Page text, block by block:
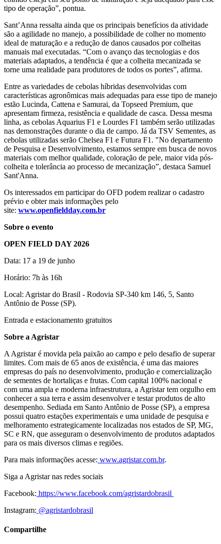
tipo de operação”, pontua.
Sant’Anna ressalta ainda que os principais benefícios da atividade
são a agilidade no manejo, a possibilidade de colher no momento
ideal de maturação e a redução de danos causados por colheitas
manuais mal executadas. “Com o avanço das tecnologias e dos
materiais adaptados, a tendência é que a colheita mecanizada se
torne uma realidade para produtores de todos os portes”, afirma.
Entre as variedades de cebolas híbridas desenvolvidas com
características agronômicas mais adequadas para esse tipo de manejo
estão Lucinda, Cattena e Samurai, da Topseed Premium, que
apresentam firmeza, resistência e qualidade de casca. Dessa mesma
linha, as cebolas Aquarius F1 e Lourdes F1 também serão utilizadas
nas demonstrações durante o dia de campo. Já da TSV Sementes, as
cebolas utilizadas serão Chelsea F1 e Futura F1. "No departamento
de Pesquisa e Desenvolvimento, estamos sempre em busca de novos
materiais com melhor qualidade, coloração de pele, maior vida pós-
colheita e tolerância ao processo de mecanização”, destaca Samuel
Sant'Anna.
Os interessados em participar do OFD podem realizar o cadastro
prévio e obter mais informações pelo
site: www.openfieldday.com.br
Sobre o evento
OPEN FIELD DAY 2026
Data: 17 a 19 de junho
Horário: 7h às 16h
Local: Agristar do Brasil - Rodovia SP-340 km 146, 5, Santo
Antônio de Posse (SP).
Entrada e estacionamento gratuitos
Sobre a Agristar
A Agristar é movida pela paixão ao campo e pelo desafio de superar
limites. Com mais de 65 anos de existência, é uma das maiores
empresas do país no desenvolvimento, produção e comercialização
de sementes de hortaliças e frutas. Com capital 100% nacional e
com uma ampla e moderna infraestrutura, a Agristar tem orgulho em
conhecer a sua terra e assim desenvolver e testar produtos de alto
desempenho. Sediada em Santo Antônio de Posse (SP), a empresa
possui quatro estações experimentais e uma unidade de pesquisa e
melhoramento estrategicamente localizadas nos estados de SP, MG,
SC e RN, que asseguram o desenvolvimento de produtos adaptados
para os mais diversos climas e regiões.
Para mais informações acesse: www.agristar.com.br.
Siga a Agristar nas redes sociais
Facebook: https://www.facebook.com/agristardobrasil
Instagram: @agristardobrasil
Compartilhe